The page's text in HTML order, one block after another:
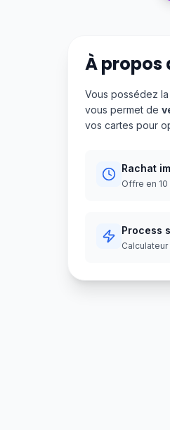
À propos
Vous possédez
vous permet de
vos cartes pour
Rachat
Offre en
Process